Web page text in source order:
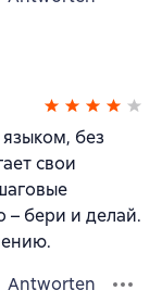
без
свои
– бери и делай.
Antworten